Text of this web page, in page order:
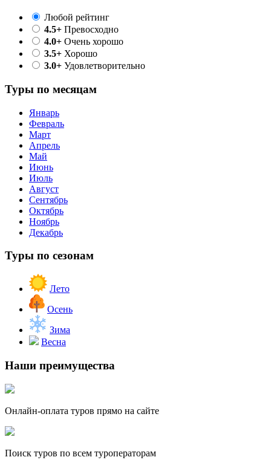
Любой рейтинг
4.5+ Превосходно
4.0+ Очень хорошо
3.5+ Хорошо
3.0+ Удовлетворительно
Туры по месяцам
Январь
Февраль
Март
Апрель
Май
Июнь
Июль
Август
Сентябрь
Октябрь
Ноябрь
Декабрь
Туры по сезонам
Лето
Осень
Зима
Весна
Наши преимущества
Онлайн-оплата туров прямо на сайте
Поиск туров по всем туроператорам